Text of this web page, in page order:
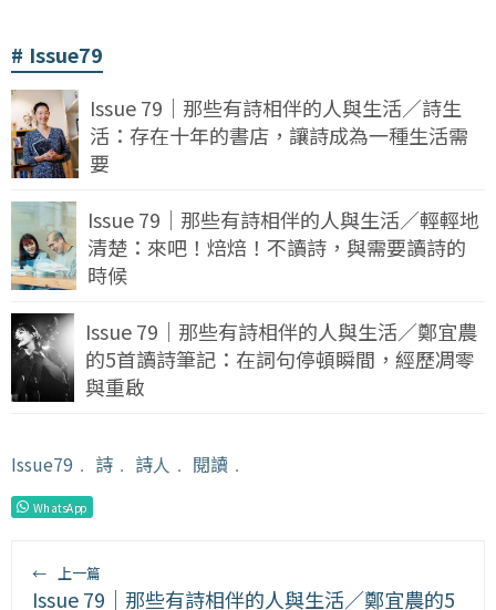
Issue79
Issue 79｜那些有詩相伴的人與生活／詩生
活：存在十年的書店，讓詩成為一種生活需
要
Issue 79｜那些有詩相伴的人與生活／輕輕地
清楚：來吧！焙焙！不讀詩，與需要讀詩的
時候
Issue 79｜那些有詩相伴的人與生活／鄭宜農
的5首讀詩筆記：在詞句停頓瞬間，經歷凋零
與重啟
Issue79 ﹒ 詩 ﹒ 詩人 ﹒ 閱讀 ﹒
WhatsApp
← 上一篇
Issue 79｜那些有詩相伴的人與生活／鄭宜農的5